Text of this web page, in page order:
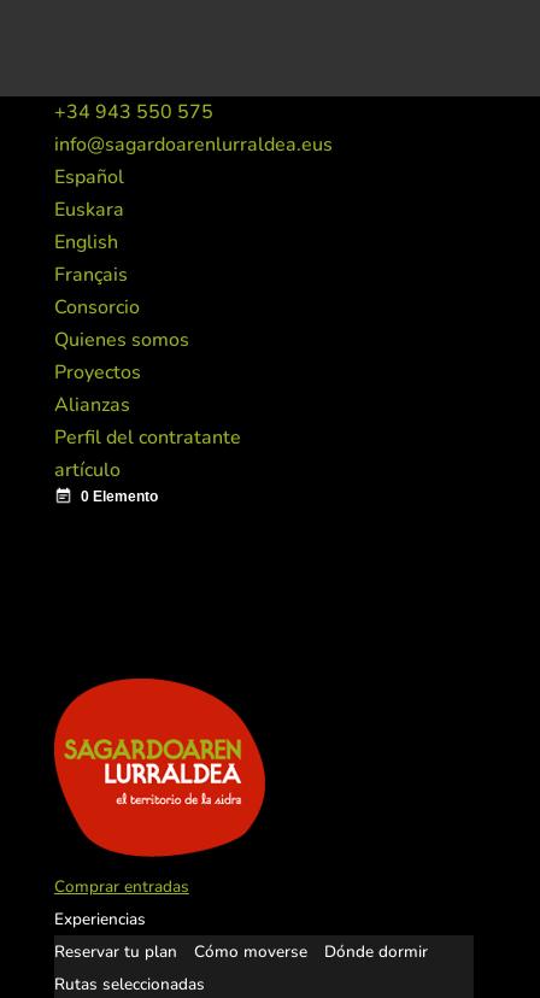
+34 943 550 575
info@sagardoarenlurraldea.eus
Español
Euskara
English
Français
Consorcio
Quienes somos
Proyectos
Alianzas
Perfil del contratante
artículo
Comprar entradas
Experiencias
Reservar tu plan
Cómo moverse
Dónde dormir
Rutas seleccionadas